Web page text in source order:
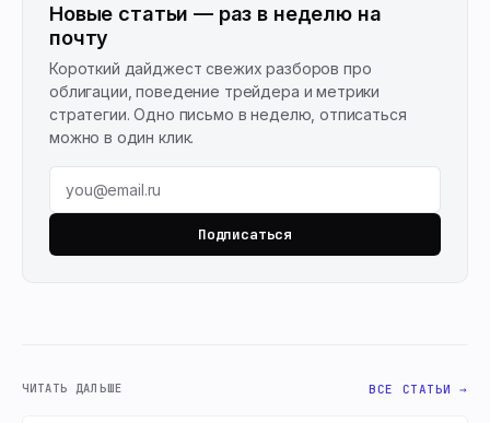
Новые статьи — раз в неделю на
почту
Короткий дайджест свежих разборов про
облигации, поведение трейдера и метрики
стратегии. Одно письмо в неделю, отписаться
можно в один клик.
Подписаться
ЧИТАТЬ ДАЛЬШЕ ВСЕ СТАТЬИ →